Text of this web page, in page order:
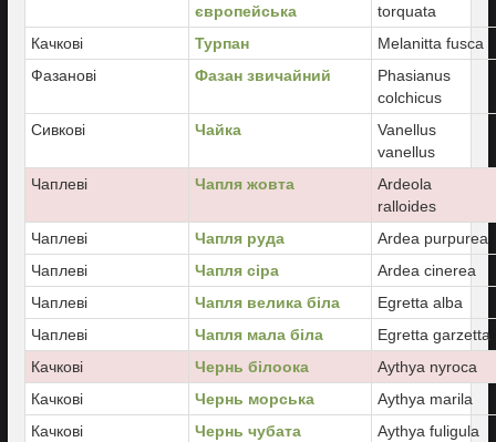
європейська
torquata
Качкові
Турпан
Melanitta fusca
Фазанові
Фазан звичайний
Phasianus
colchicus
Сивкові
Чайка
Vanellus
vanellus
Чаплеві
Чапля жовта
Ardeola
ralloides
Чаплеві
Чапля руда
Ardea purpurea
Чаплеві
Чапля сіра
Ardea cinerea
Чаплеві
Чапля велика біла
Egretta alba
Чаплеві
Чапля мала біла
Egretta garzetta
Качкові
Чернь білоока
Aythya nyroca
Качкові
Чернь морська
Aythya marila
Качкові
Чернь чубата
Aythya fuligula